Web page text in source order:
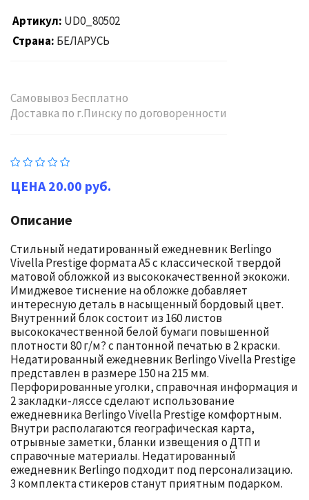
Артикул UD0_80502
Страна БЕЛАРУСЬ
Самовывоз Бесплатно
Доставка по г.Пинску по договоренности
20.00 руб.
Описание
Стильный недатированный ежедневник Berlingo
Vivella Prestige формата А5 с классической твердой
матовой обложкой из высококачественной экокожи.
Имиджевое тиснение на обложке добавляет
интересную деталь в насыщенный бордовый цвет.
Внутренний блок состоит из 160 листов
высококачественной белой бумаги повышенной
плотности 80 г/м? с пантонной печатью в 2 краски.
Недатированный ежедневник Berlingo Vivella Prestige
представлен в размере 150 на 215 мм.
Перфорированные уголки, справочная информация и
2 закладки-ляссе сделают использование
ежедневника Berlingo Vivella Prestige комфортным.
Внутри располагаются географическая карта,
отрывные заметки, бланки извещения о ДТП и
справочные материалы. Недатированный
ежедневник Berlingo подходит под персонализацию.
3 комплекта стикеров станут приятным подарком.